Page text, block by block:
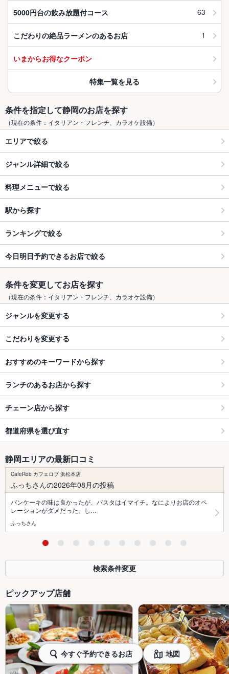
5000円台の飲み放題付コース 63
こだわりの絶品ラーメンのあるお店 1
いまからお得なクーポン
特集一覧を見る
条件を指定して静岡のお店を探す
（現在の条件：イタリアン・フレンチ、カラオケ設備）
エリアで絞る
ジャンル詳細で絞る
料理メニューで絞る
駅から探す
ランキングで絞る
今日明日予約できるお店で絞る
条件を変更してお店を探す
（現在の条件：イタリアン・フレンチ、カラオケ設備）
ジャンルを変更する
こだわりを変更する
おすすめのキーワードから探す
ランチのあるお店から探す
チェーン店から探す
都道府県を選び直す
静岡エリアの最新口コミ
CafeRob カフェロブ 浜松本店
ふっちさんの2026年08月の投稿
パンケーキの味は良かったが、パスタはイマイチ。なによりお店のオペ
レーションがダメだった。し…
ふっちさん
検索条件変更
ピックアップ店舗
今すぐ予約できるお店 地図